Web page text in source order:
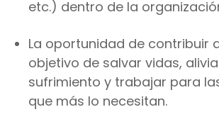
etc.) dentro de la
La oportunidad de contribuir
objetivo de salvar vidas,
sufrimiento y trabajar para
que más lo necesitan.